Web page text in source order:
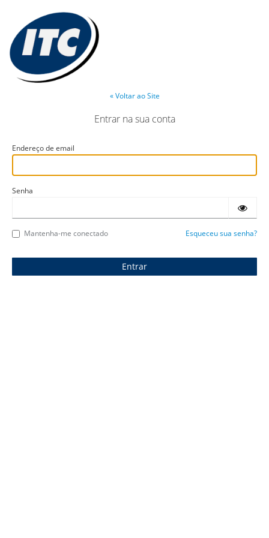
« Voltar ao Site
Entrar na sua conta
Endereço de email
Senha
Mantenha-me conectado Esqueceu sua senha?